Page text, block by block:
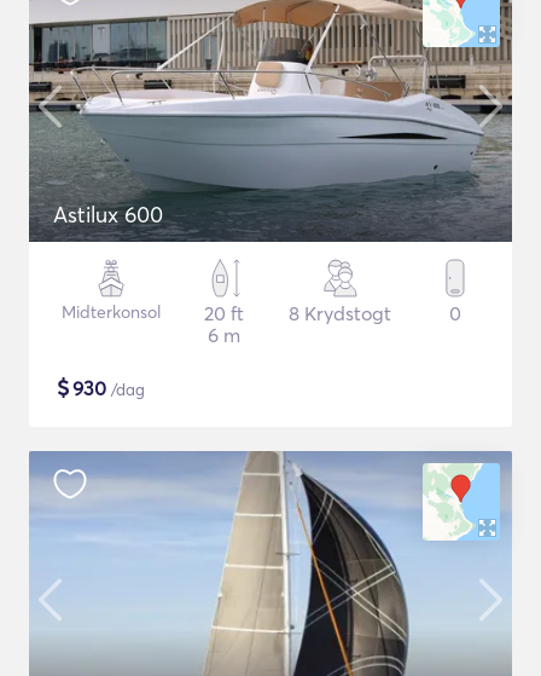
Astilux 600
Midterkonsol
20 ft
6 m
8 Krydstogt 0
$930 /dag